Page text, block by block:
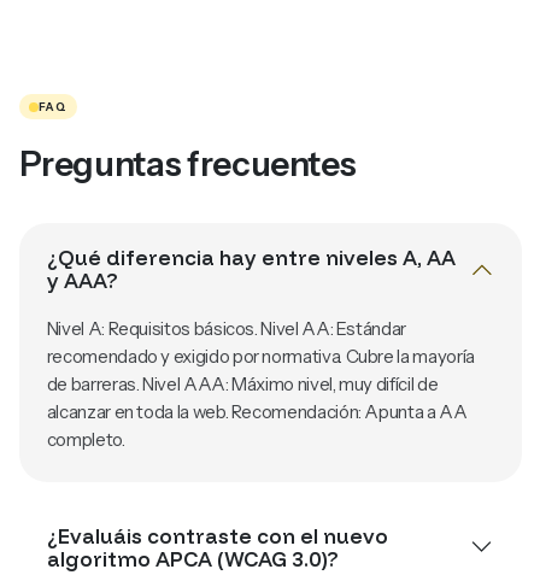
FAQ
Preguntas frecuentes
¿Qué diferencia hay entre niveles A, AA
y AAA?
Nivel A: Requisitos básicos. Nivel AA: Estándar
recomendado y exigido por normativa. Cubre la mayoría
de barreras. Nivel AAA: Máximo nivel, muy difícil de
alcanzar en toda la web. Recomendación: Apunta a AA
completo.
¿Evaluáis contraste con el nuevo
algoritmo APCA (WCAG 3.0)?